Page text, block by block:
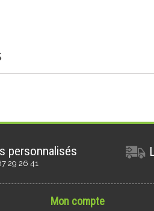
personnalisés
29 26 41
Mon compte